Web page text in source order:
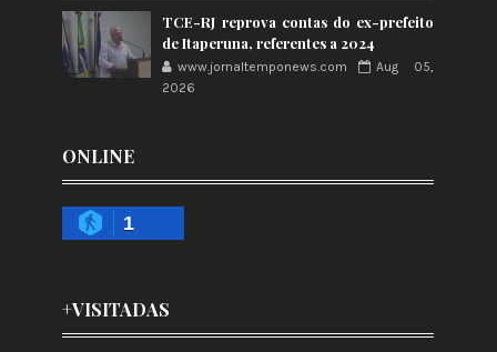
TCE-RJ reprova contas do ex-prefeito
de Itaperuna, referentes a 2024
www.jornaltemponews.com
Aug 05,
2026
ONLINE
1
+VISITADAS